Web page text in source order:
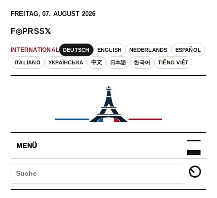
FREITAG, 07. AUGUST 2026
INTERNATIONAL DEUTSCH ENGLISH NEDERLANDS ESPAÑOL
ITALIANO УКРАЇНСЬКА 中文 日本語 한국어 TIẾNG VIỆT
F◎PRSS𝕏
MENÜ